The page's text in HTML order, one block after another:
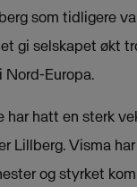
som tidligere
gi selskapet økt
Nord-Europa.
har hatt en sterk
Lillberg. Visma
og styrket